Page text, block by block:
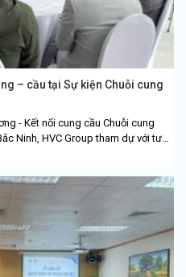
– cầu tại Sự kiện Chuỗi cung
- Kết nối cung cầu Chuỗi cung
Ninh, HVC Group tham dự với tư